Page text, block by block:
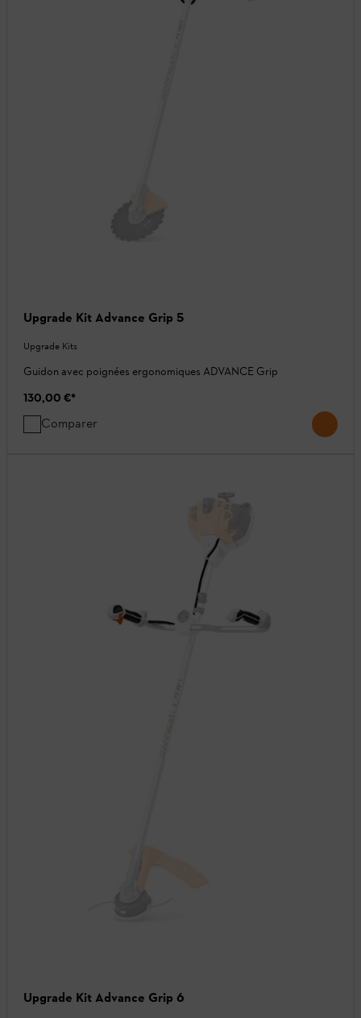
Upgrade Kit Advance Grip 5
Upgrade Kits
Guidon avec poignées ergonomiques ADVANCE Grip
130,00 €*
Comparer
Upgrade Kit Advance Grip 6